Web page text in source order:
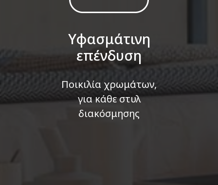
Υφασμάτινη
επένδυση
Ποικιλία χρωμάτων,
για κάθε στυλ
διακόσμησης